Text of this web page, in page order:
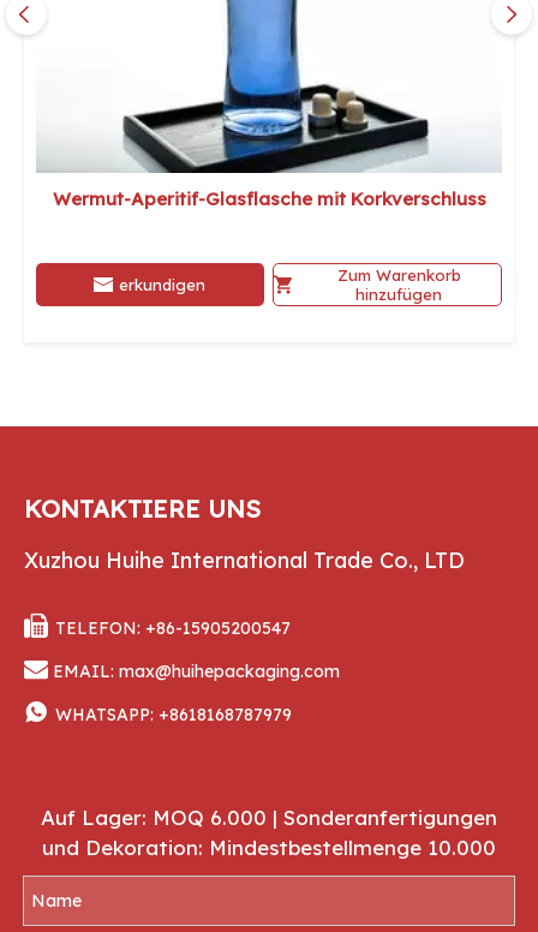
Wermut-Aperitif-Glasflasche mit Korkverschluss
erkundigen
Zum Warenkorb
hinzufügen
KONTAKTIERE UNS
Xuzhou Huihe International Trade Co., LTD
 TELEFON: +86-15905200547
 EMAIL: max@huihepackaging.com
 WHATSAPP: +8618168787979
Auf Lager: MOQ 6.000 | Sonderanfertigungen
und Dekoration: Mindestbestellmenge 10.000